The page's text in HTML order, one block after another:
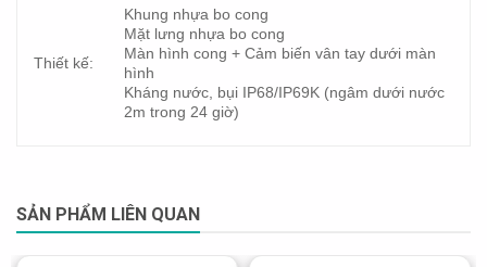
Thiết kế:
Khung nhựa bo cong
Mặt lưng nhựa bo cong
Màn hình cong + Cảm biến vân tay dưới màn
hình
Kháng nước, bụi IP68/IP69K (ngâm dưới nước
2m trong 24 giờ)
SẢN PHẨM LIÊN QUAN